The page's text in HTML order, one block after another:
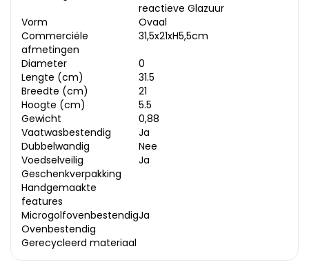
reactieve Glazuur
Vorm
Ovaal
Commerciële
afmetingen
31,5x21xH5,5cm
Diameter
0
Lengte (cm)
31.5
Breedte (cm)
21
Hoogte (cm)
5.5
Gewicht
0,88
Vaatwasbestendig
Ja
Dubbelwandig
Nee
Voedselveilig
Ja
Geschenkverpakking
Handgemaakte
features
MicrogolfovenbestendigJa
Ovenbestendig
Gerecycleerd materiaal